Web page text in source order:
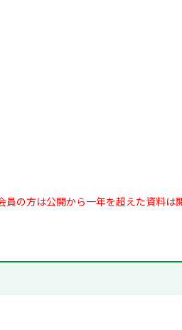
員の方は公開から一年を超えた資料は